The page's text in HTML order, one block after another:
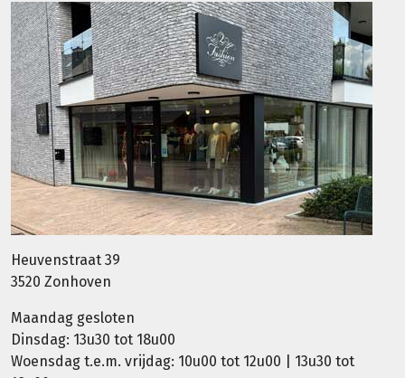
Heuvenstraat 39
3520 Zonhoven
Maandag gesloten
Dinsdag: 13u30 tot 18u00
Woensdag t.e.m. vrijdag: 10u00 tot 12u00 | 13u30 tot